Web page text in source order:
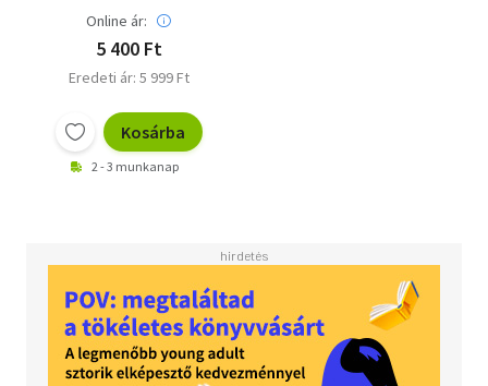
Online ár:
5 400 Ft
Eredeti ár: 5 999 Ft
Kosárba
2 - 3 munkanap